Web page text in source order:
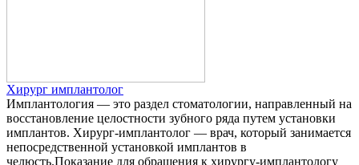
Хирург имплантолог
Имплантология — это раздел стоматологии, направленный на
восстановление целостности зубного ряда путем установки
имплантов. Хирург-имплантолог — врач, который занимается
непосредственной установкой имплантов в
челюсть.Показание для обращения к хирургу-имплантологу